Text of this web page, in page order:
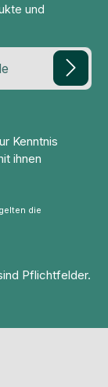
und
Kenntnis
ihnen
die
Pflichtfelder.